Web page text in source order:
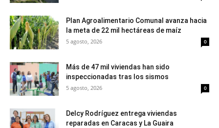
Plan Agroalimentario Comunal avanza hacia
la meta de 22 mil hectáreas de maíz
5 agosto, 2026 0
Más de 47 mil viviendas han sido
inspeccionadas tras los sismos
5 agosto, 2026 0
Delcy Rodríguez entrega viviendas
reparadas en Caracas y La Guaira